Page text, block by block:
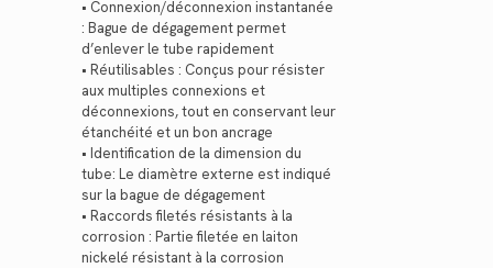
• Connexion/déconnexion instantanée
: Bague de dégagement permet
d’enlever le tube rapidement
• Réutilisables : Conçus pour résister
aux multiples connexions et
déconnexions, tout en conservant leur
étanchéité et un bon ancrage
• Identification de la dimension du
tube: Le diamètre externe est indiqué
sur la bague de dégagement
• Raccords filetés résistants à la
corrosion : Partie filetée en laiton
nickelé résistant à la corrosion